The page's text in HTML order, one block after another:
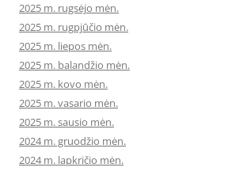
2025 m. rugsėjo mėn.
2025 m. rugpjūčio mėn.
2025 m. liepos mėn.
2025 m. balandžio mėn.
2025 m. kovo mėn.
2025 m. vasario mėn.
2025 m. sausio mėn.
2024 m. gruodžio mėn.
2024 m. lapkričio mėn.